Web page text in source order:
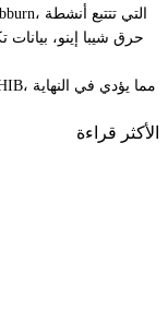
الأكثر قراءة